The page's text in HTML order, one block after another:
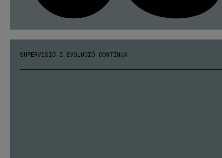
SUPERVISIÓ I EVOLUCIÓ CONTÍNUA